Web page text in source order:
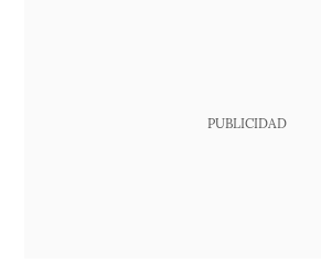
PUBLICIDAD